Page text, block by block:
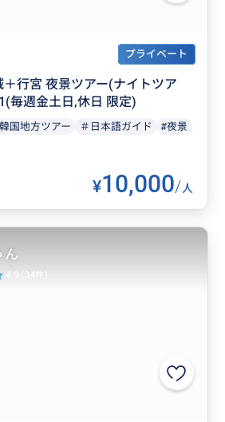
プライベート
行宮 夜景ツアー(ナイトツア
毎週金土日,休日 限定)
国地方ツアー ＃日本語ガイド #夜景
¥10,000/人
ん
4.9 (34件)